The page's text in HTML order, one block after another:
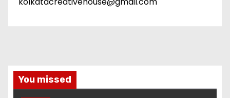
You missed